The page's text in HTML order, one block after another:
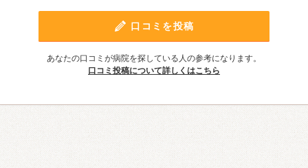
口コミを投稿
あなたの口コミが病院を探している人の参考になります。
口コミ投稿について詳しくはこちら